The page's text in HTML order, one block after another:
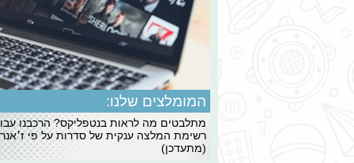
המומלצים שלנו:
מתלבטים מה לראות בנטפליקס? הרכבנו
רשימת המלצה ענקית של סדרות על פי
(מתעדכן)